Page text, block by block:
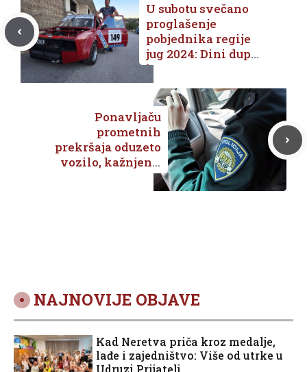
U subotu svečano
proglašenje
pobjednika regije
jug 2024: Dini dupla
kruna!
Ponavljaču
prometnih
prekršaja oduzeto
vozilo, kažnjen s
3.280,00 eura
NAJNOVIJE OBJAVE
Kad Neretva priča kroz medalje,
lađe i zajedništvo: Više od utrke u
Udruzi Prijatelj